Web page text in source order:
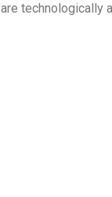
are technologically